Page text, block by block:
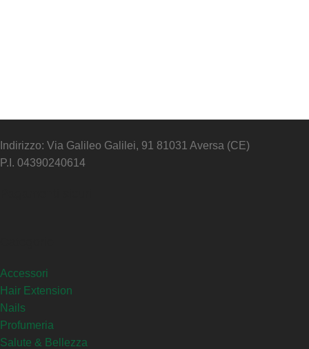
Indirizzo: Via Galileo Galilei, 91 81031 Aversa (CE)
P.I. 04390240614
Accessori
Hair Extension
Nails
Profumeria
Salute & Bellezza